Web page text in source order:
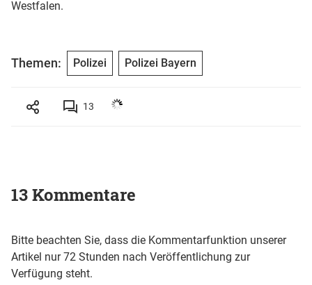
Westfalen.
Themen: Polizei Polizei Bayern
13
13 Kommentare
Bitte beachten Sie, dass die Kommentarfunktion unserer
Artikel nur 72 Stunden nach Veröffentlichung zur
Verfügung steht.